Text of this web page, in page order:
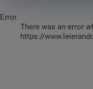
Error
There was an error
https://